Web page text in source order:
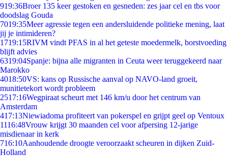
919:36Broer 135 keer gestoken en gesneden: zes jaar cel en tbs voor
doodslag Gouda
7019:35Meer agressie tegen een andersluidende politieke mening, laat
jij je intimideren?
1719:15RIVM vindt PFAS in al het geteste moedermelk, borstvoeding
blijft advies
6319:04Spanje: bijna alle migranten in Ceuta weer teruggekeerd naar
Marokko
4018:50VS: kans op Russische aanval op NAVO-land groeit,
munitietekort wordt probleem
2517:16Wegpiraat scheurt met 146 km/u door het centrum van
Amsterdam
417:13Niewiadoma profiteert van pokerspel en grijpt geel op Ventoux
1116:48Vrouw krijgt 30 maanden cel voor afpersing 12-jarige
misdienaar in kerk
716:10Aanhoudende droogte veroorzaakt scheuren in dijken Zuid-
Holland